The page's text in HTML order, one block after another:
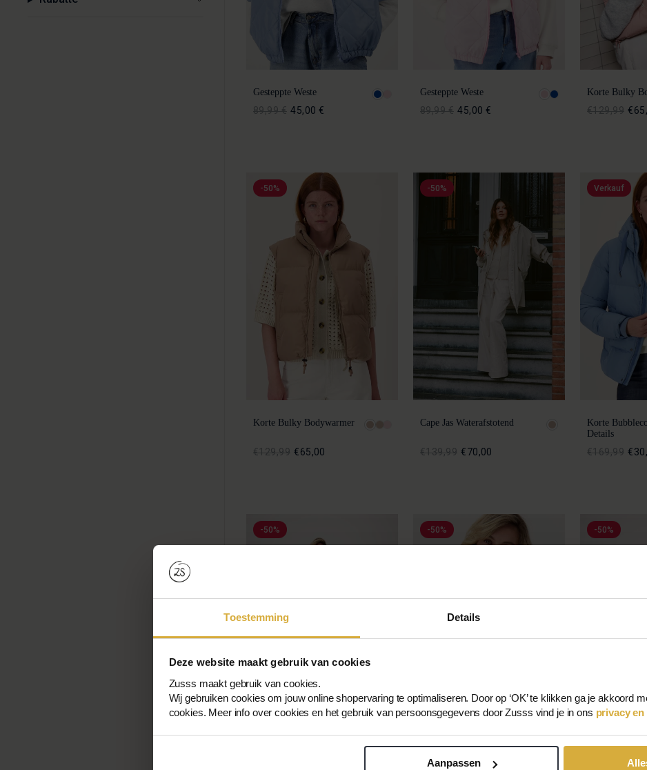
Toestemming Details
Deze website maakt gebruik van cookies
Zusss maakt gebruik van cookies.
Wij gebruiken cookies om jouw online shopervaring te optimaliseren. Door op ‘OK’ te klikken ga je akkoord
cookies. Meer info over cookies en het gebruik van persoonsgegevens door Zusss vind je in ons privacy
Aanpassen
Gesteppte Weste
89,99 € 45,00 €
Gesteppte Weste
89,99 € 45,00 €
Korte Bulky
€129,99
-50%
Korte Bulky Bodywarmer
€129,99 €65,00
-50%
Cape Jas Waterafstotend
€139,99 €70,00
Verkauf
Korte
Details
€169,99
-50% -50%
Teddy Bodywarmer Degradé
-50%
Lange